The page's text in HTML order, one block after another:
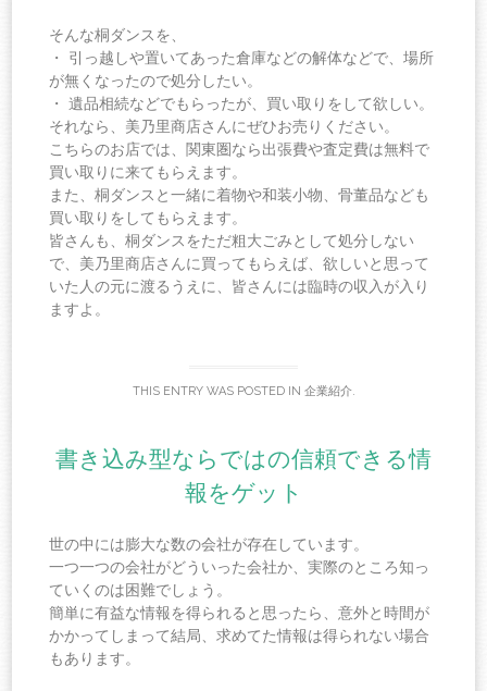
そんな桐ダンスを、
・ 引っ越しや置いてあった倉庫などの解体などで、場所
が無くなったので処分したい。
・ 遺品相続などでもらったが、買い取りをして欲しい。
それなら、美乃里商店さんにぜひお売りください。
こちらのお店では、関東圏なら出張費や査定費は無料で
買い取りに来てもらえます。
また、桐ダンスと一緒に着物や和装小物、骨董品なども
買い取りをしてもらえます。
皆さんも、桐ダンスをただ粗大ごみとして処分しない
で、美乃里商店さんに買ってもらえば、欲しいと思って
いた人の元に渡るうえに、皆さんには臨時の収入が入り
ますよ。
THIS ENTRY WAS POSTED IN 企業紹介.
書き込み型ならではの信頼できる情
報をゲット
世の中には膨大な数の会社が存在しています。
一つ一つの会社がどういった会社か、実際のところ知っ
ていくのは困難でしょう。
簡単に有益な情報を得られると思ったら、意外と時間が
かかってしまって結局、求めてた情報は得られない場合
もあります。